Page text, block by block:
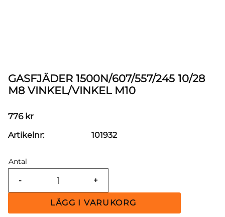
GASFJÄDER 1500N/607/557/245 10/28
M8 VINKEL/VINKEL M10
776kr
Antal
+
-
Artikelnr 101932